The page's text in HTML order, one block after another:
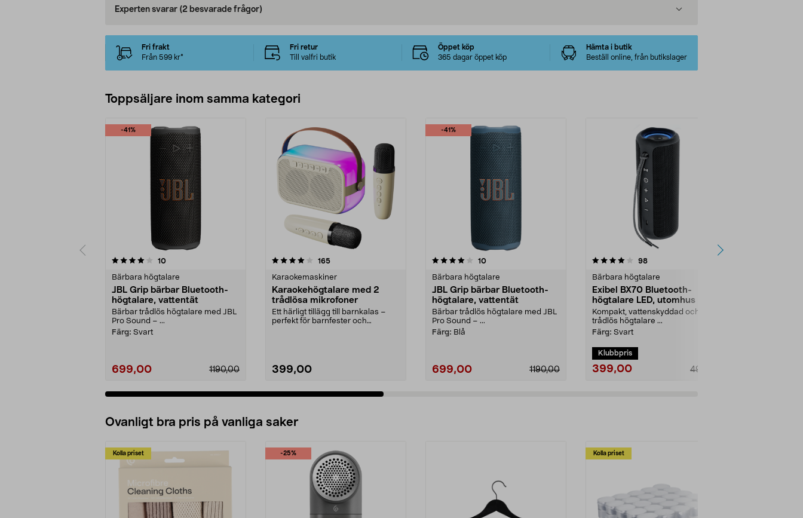
Experten svarar (2 besvarade frågor)
Fri frakt
Från 599 kr*
Fri retur
Till valfri butik
Öppet köp
365 dagar öppet köp
Hämta i butik
Beställ online, från butikslager
Toppsäljare inom samma kategori
-41%
10recensioner
Bärbara högtalare
JBL Grip bärbar Bluetooth-
högtalare, vattentät
Bärbar trådlös högtalare med JBL
Pro Sound – ...
Färg: Svart
699,00 1190,00
4.0 av 5 stjärnor 165recensioner
Karaokemaskiner
Karaokehögtalare med 2
trådlösa mikrofoner
Ett härligt tillägg till barnkalas –
perfekt för barnfester och
399,00
-41%
4.0 av 5 stjärnor 10recensioner
Bärbara högtalare
JBL Grip bärbar Bluetooth-
högtalare, vattentät
Bärbar trådlös högtalare med JBL
Pro Sound – ...
Färg: Blå
699,00 1190,00
4.0 av 5 stjärnor 98recensioner
Bärbara högtalare
Exibel BX70 Bluetooth-
högtalare LED, utomhus
Kompakt, vattenskyddad och
trådlös högtalare ...
Färg: Svart
Klubbpris
399,00 499,00
4.0 av 5 stjärnor
Ovanligt bra pris på vanliga saker
Kolla priset -25% Kolla priset